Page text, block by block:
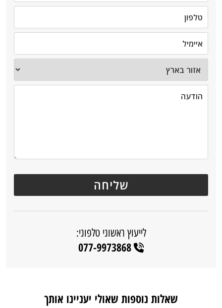
לייעוץ ראשוני טלפוני:
077-9973868
שאלות נוספות שאולי יעניינו אותך